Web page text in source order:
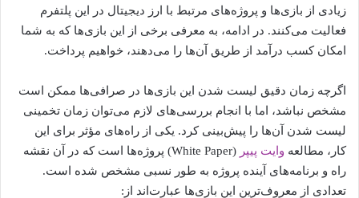
زیادی از بازی‌ها و پروژه‌های مرتبط با ارز دیجیتال در این پلتفرم
فعالیت می‌کنند. در ادامه، به معرفی برخی از این بازی‌ها که به شما
امکان کسب درآمد از طریق آن‌ها را می‌دهند، خواهیم پرداخت.
اگرچه زمان دقیق لیست شدن این بازی‌ها در صرافی‌ها ممکن است
مشخص نباشد، اما با انجام بررسی‌های لازم می‌توان زمان تخمینی
لیست شدن آن‌ها را پیش‌بینی کرد. یکی از راه‌های مؤثر برای این
کار، مطالعه وایت پیپر
(White Paper) پروژه‌ها است که در آن نقشه
راه و برنامه‌های آینده پروژه به طور نسبی مشخص شده است.
تعدادی از معروف‌ترین این بازی‌ها عبارت‌اند از: